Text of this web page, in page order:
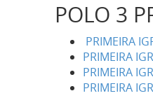
POLO 3
PRIMEIRA
PRIMEIRA
PRIMEIRA
PRIMEIRA